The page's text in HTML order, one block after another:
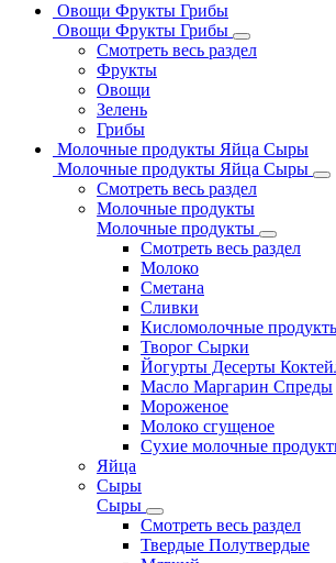
Овощи Фрукты Грибы
Овощи Фрукты Грибы
Смотреть весь раздел
Фрукты
Овощи
Зелень
Грибы
Молочные продукты Яйца Сыры
Молочные продукты Яйца Сыры
Смотреть весь раздел
Молочные продукты
Молочные продукты
Смотреть весь раздел
Молоко
Сметана
Сливки
Кисломолочные
Творог Сырки
Йогурты Десерты
Масло Маргарин Спреды
Мороженое
Молоко сгущеное
Сухие молочные
Яйца
Сыры
Сыры
Смотреть весь раздел
Твердые Полутвердые